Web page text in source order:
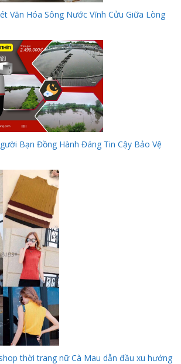
Văn Hóa Sông Nước Vĩnh Cửu Giữa Lòng
Bạn Đồng Hành Đáng Tin Cậy Bảo Vệ
thời trang nữ Cà Mau dẫn đầu xu hướng